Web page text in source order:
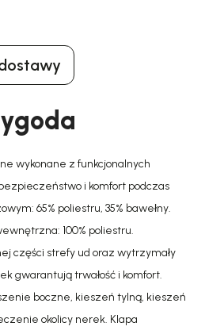
wykonane z funkcjonalnych
i komfort podczas
65% poliestru, 35% bawełny.
100% poliestru.
części strefy ud oraz wytrzymały
gwarantują trwałość i komfort.
boczne, kieszeń tylną, kieszeń
okolicy nerek. Klapa